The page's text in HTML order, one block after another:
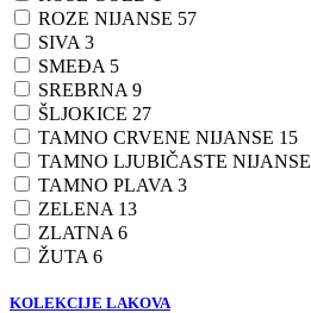
ROZE NIJANSE 57
SIVA 3
SMEĐA 5
SREBRNA 9
ŠLJOKICE 27
TAMNO CRVENE NIJANSE 15
TAMNO LJUBIČASTE NIJANSE
TAMNO PLAVA 3
ZELENA 13
ZLATNA 6
ŽUTA 6
KOLEKCIJE LAKOVA